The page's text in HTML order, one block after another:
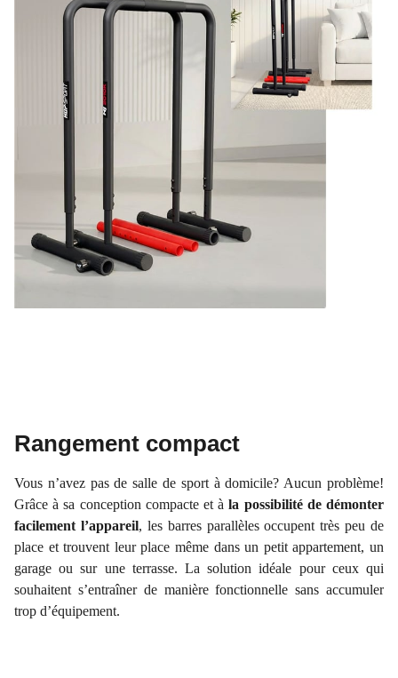
Rangement compact
Vous n’avez pas de salle de sport à domicile? Aucun problème!
Grâce à sa conception compacte et àla possibilité de démonter
facilement l’appareil, les barres parallèles occupent très peu de
place et trouvent leur place même dans un petit appartement, un
garage ou sur une terrasse. La solution idéale pour ceux qui
souhaitent s’entraîner de manière fonctionnelle sans accumuler
trop d’équipement.